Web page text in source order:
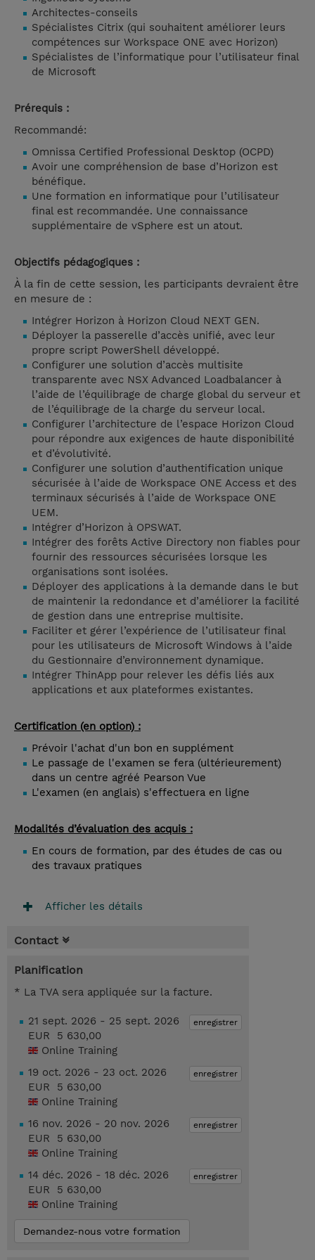
Architectes-conseils
Spécialistes Citrix (qui souhaitent améliorer leurs
compétences sur Workspace ONE avec Horizon)
Spécialistes de l’informatique pour l’utilisateur final
de Microsoft
Prérequis :
Recommandé:
Omnissa Certified Professional Desktop (OCPD)
Avoir une compréhension de base d’Horizon est
bénéfique.
Une formation en informatique pour l’utilisateur
final est recommandée. Une connaissance
supplémentaire de vSphere est un atout.
Objectifs pédagogiques :
À la fin de cette session, les participants devraient être
en mesure de :
Intégrer Horizon à Horizon Cloud NEXT GEN.
Déployer la passerelle d’accès unifié, avec leur
propre script PowerShell développé.
Configurer une solution d’accès multisite
transparente avec NSX Advanced Loadbalancer à
l’aide de l’équilibrage de charge global du serveur et
de l’équilibrage de la charge du serveur local.
Configurer l’architecture de l’espace Horizon Cloud
pour répondre aux exigences de haute disponibilité
et d’évolutivité.
Configurer une solution d’authentification unique
sécurisée à l’aide de Workspace ONE Access et des
terminaux sécurisés à l’aide de Workspace ONE
UEM.
Intégrer d’Horizon à OPSWAT.
Intégrer des forêts Active Directory non fiables pour
fournir des ressources sécurisées lorsque les
organisations sont isolées.
Déployer des applications à la demande dans le but
de maintenir la redondance et d’améliorer la facilité
de gestion dans une entreprise multisite.
Faciliter et gérer l’expérience de l’utilisateur final
pour les utilisateurs de Microsoft Windows à l’aide
du Gestionnaire d’environnement dynamique.
Intégrer ThinApp pour relever les défis liés aux
applications et aux plateformes existantes.
Certification (en option) :
Prévoir l'achat d'un bon en supplément
Le passage de l'examen se fera (ultérieurement)
dans un centre agréé Pearson Vue
L'examen (en anglais) s'effectuera en ligne
Modalités d’évaluation des acquis :
En cours de formation, par des études de cas ou
des travaux pratiques
Afficher les détails
Contact
Planification
* La TVA sera appliquée sur la facture.
enregistrer
21 sept. 2026 - 25 sept. 2026
EUR 5 630,00
Online Training
enregistrer
19 oct. 2026 - 23 oct. 2026
EUR 5 630,00
Online Training
enregistrer
16 nov. 2026 - 20 nov. 2026
EUR 5 630,00
Online Training
enregistrer
14 déc. 2026 - 18 déc. 2026
EUR 5 630,00
Online Training
Demandez-nous votre formation